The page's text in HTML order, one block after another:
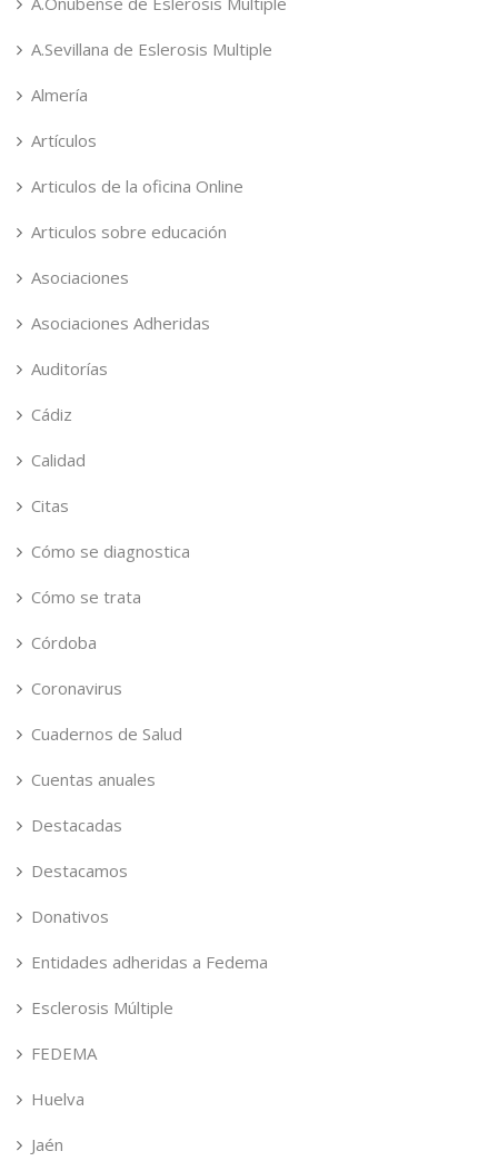
A.Sevillana de Eslerosis Multiple
Almería
Artículos
Articulos de la oficina Online
Articulos sobre educación
Asociaciones
Asociaciones Adheridas
Auditorías
Cádiz
Calidad
Citas
Cómo se diagnostica
Cómo se trata
Córdoba
Coronavirus
Cuadernos de Salud
Cuentas anuales
Destacadas
Destacamos
Donativos
Entidades adheridas a Fedema
Esclerosis Múltiple
FEDEMA
Huelva
Jaén